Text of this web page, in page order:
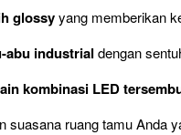
glossyyang memberikan
abu industrial dengan
kombinasi LED
suasana ruang tamu Anda